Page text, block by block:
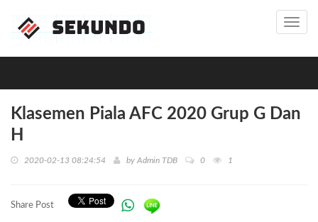
Klasemen Piala AFC 2020 Grup G Dan
H
2020-02-13 08:24:54 by Admin TDB 0 1
Share Post